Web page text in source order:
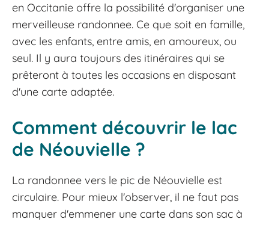
en Occitanie offre la possibilité d'organiser une
merveilleuse randonnee. Ce que soit en famille,
avec les enfants, entre amis, en amoureux, ou
seul. Il y aura toujours des itinéraires qui se
prêteront à toutes les occasions en disposant
d'une carte adaptée.
Comment découvrir le lac
de Néouvielle ?
La randonnee vers le pic de Néouvielle est
circulaire. Pour mieux l'observer, il ne faut pas
manquer d'emmener une carte dans son sac à